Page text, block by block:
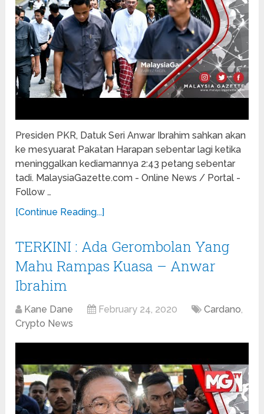
Presiden PKR, Datuk Seri Anwar Ibrahim sahkan akan
ke mesyuarat Pakatan Harapan sebentar lagi ketika
meninggalkan kediamannya 2:43 petang sebentar
tadi. MalaysiaGazette.com - Online News / Portal -
Follow …
[Continue Reading...]
TERKINI : Ada Gerombolan Yang
Mahu Rampas Kuasa – Anwar
Ibrahim
Kane Dane February 24, 2020 Cardano,
Crypto News